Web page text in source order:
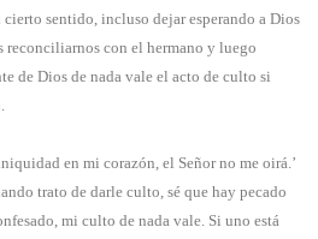
cierto sentido, incluso dejar esperando a Dios
reconciliarnos con el hermano y luego
de Dios de nada vale el acto de culto si
en mi corazón, el Señor no me oirá.’
trato de darle culto, sé que hay pecado
mi culto de nada vale. Si uno está